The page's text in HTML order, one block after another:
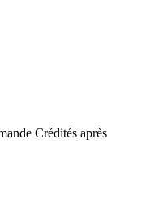
Crédités après